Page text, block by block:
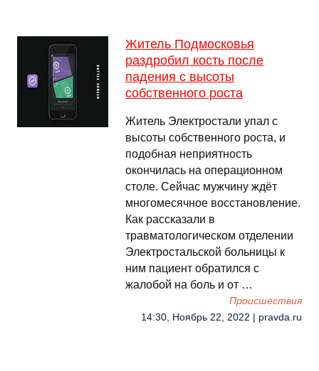
Житель Подмосковья
раздробил кость после
падения с высоты
собственного роста
Житель Электростали упал с
высоты собственного роста, и
подобная неприятность
окончилась на операционном
столе. Сейчас мужчину ждёт
многомесячное восстановление.
Как рассказали в
травматологическом отделении
Электростальской больницы к
ним пациент обратился с
жалобой на боль и от …
Происшествия
14:30, Ноябрь 22, 2022 | pravda.ru